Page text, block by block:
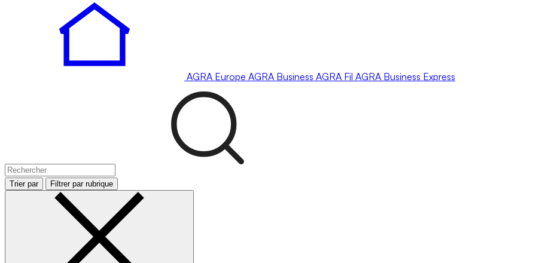
AGRA Europe AGRA Business AGRA Fil AGRA Business Express
Trier par Filtrer par rubrique